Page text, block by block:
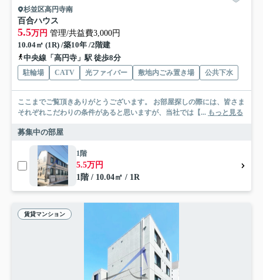
杉並区高円寺南
百合ハウス
5.5万円 管理/共益費3,000円
10.04㎡ (1R) /築10年 /2階建
中央線「高円寺」駅 徒歩8分
駐輪場 CATV 光ファイバー 敷地内ごみ置き場 公共下水
ここまでご覧頂きありがとうございます。 お部屋探しの際には、皆さま
それぞれこだわりの条件があると思いますが、当社では【... もっと見る
募集中の部屋
1階
5.5万円
1階 / 10.04㎡ / 1R
賃貸マンション